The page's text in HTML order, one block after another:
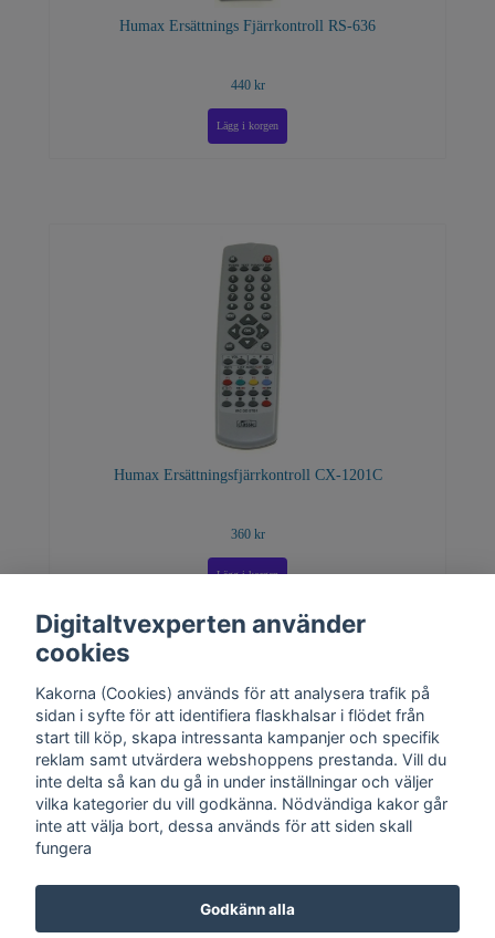
Humax Ersättnings Fjärrkontroll RS-636
440 kr
Humax Ersättningsfjärrkontroll CX-1201C
360 kr
Kontakt Trygghet Cookies Support Köpinfo Om oss English
Köpvillkor, Digitaltvexperten.se
Digitaltvexperten använder
cookies
Kakorna (Cookies) används för att analysera trafik på
sidan i syfte för att identifiera flaskhalsar i flödet från
start till köp, skapa intressanta kampanjer och specifik
reklam samt utvärdera webshoppens prestanda. Vill du
inte delta så kan du gå in under inställningar och väljer
vilka kategorier du vill godkänna. Nödvändiga kakor går
inte att välja bort, dessa används för att siden skall
fungera
Godkänn alla